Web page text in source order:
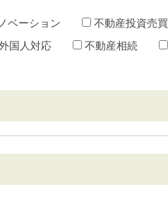
ベーション
不動産投資売買
国人対応 不動産相続